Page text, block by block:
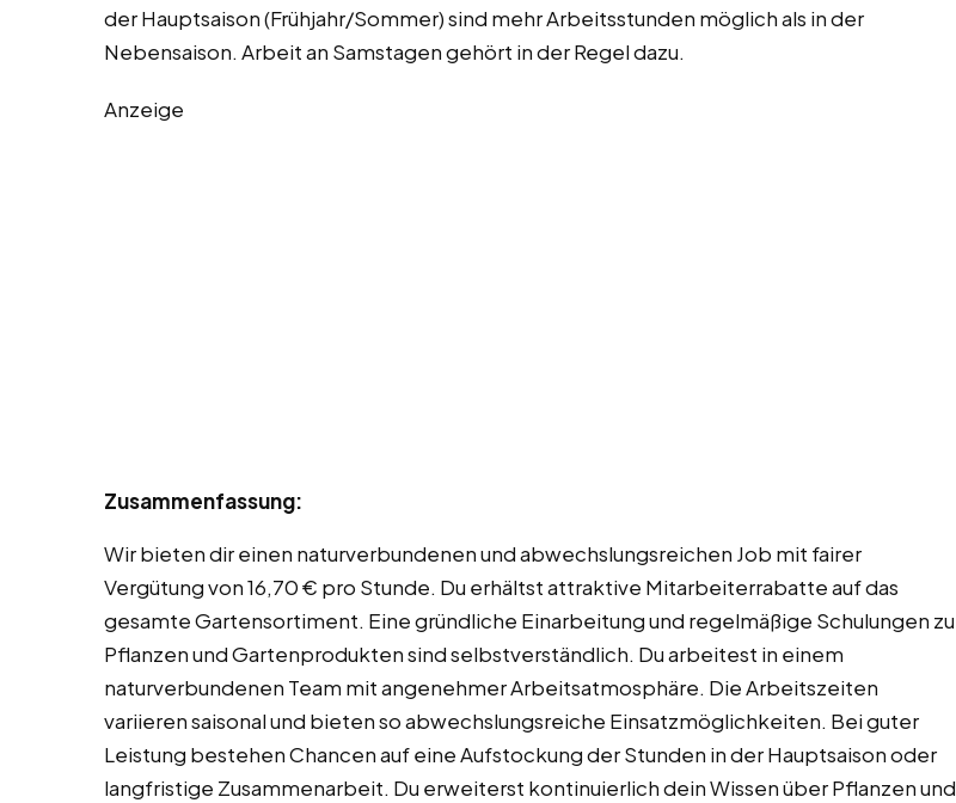
der Hauptsaison (Frühjahr/Sommer) sind mehr Arbeitsstunden möglich als in der
Nebensaison. Arbeit an Samstagen gehört in der Regel dazu.
Anzeige
Zusammenfassung:
Wir bieten dir einen naturverbundenen und abwechslungsreichen Job mit fairer
Vergütung von 16,70 € pro Stunde. Du erhältst attraktive Mitarbeiterrabatte auf das
gesamte Gartensortiment. Eine gründliche Einarbeitung und regelmäßige Schulungen zu
Pflanzen und Gartenprodukten sind selbstverständlich. Du arbeitest in einem
naturverbundenen Team mit angenehmer Arbeitsatmosphäre. Die Arbeitszeiten
variieren saisonal und bieten so abwechslungsreiche Einsatzmöglichkeiten. Bei guter
Leistung bestehen Chancen auf eine Aufstockung der Stunden in der Hauptsaison oder
langfristige Zusammenarbeit. Du erweiterst kontinuierlich dein Wissen über Pflanzen und